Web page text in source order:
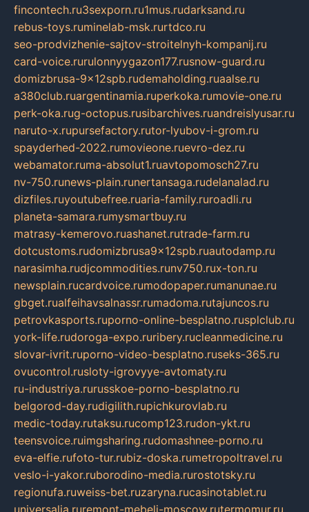
fincontech.ru3sexporn.ru1mus.rudarksand.ru
rebus-toys.ruminelab-msk.rurtdco.ru
seo-prodvizhenie-sajtov-stroitelnyh-kompanij.ru
card-voice.rurulonnyygazon177.rusnow-guard.ru
domizbrusa-9x12spb.rudemaholding.ruaalse.ru
a380club.ruargentinamia.ruperkoka.rumovie-one.ru
perk-oka.rug-octopus.rusibarchives.ruandreislyusar.ru
naruto-x.rupursefactory.rutor-lyubov-i-grom.ru
spayderhed-2022.rumovieone.ruevro-dez.ru
webamator.ruma-absolut1.ruavtopomosch27.ru
nv-750.runews-plain.runertansaga.rudelanalad.ru
dizfiles.ruyoutubefree.ruaria-family.ruroadli.ru
planeta-samara.rumysmartbuy.ru
matrasy-kemerovo.ruashanet.rutrade-farm.ru
dotcustoms.rudomizbrusa9x12spb.ruautodamp.ru
narasimha.rudjcommodities.runv750.rux-ton.ru
newsplain.rucardvoice.rumodopaper.rumanunae.ru
gbget.rualfeihavsalnassr.rumadoma.rutajuncos.ru
petrovkasports.ruporno-online-besplatno.rusplclub.ru
york-life.rudoroga-expo.ruribery.rucleanmedicine.ru
slovar-ivrit.ruporno-video-besplatno.ruseks-365.ru
ovucontrol.rusloty-igrovyye-avtomaty.ru
ru-industriya.rurusskoe-porno-besplatno.ru
belgorod-day.rudigilith.rupichkurovlab.ru
medic-today.rutaksu.rucomp123.rudon-ykt.ru
teensvoice.ruimgsharing.rudomashnee-porno.ru
eva-elfie.rufoto-tur.rubiz-doska.rumetropoltravel.ru
veslo-i-yakor.ruborodino-media.rurostotsky.ru
regionufa.ruweiss-bet.ruzaryna.rucasinotablet.ru
universalia.ruremont-mebeli-moscow.rutermomur.ru